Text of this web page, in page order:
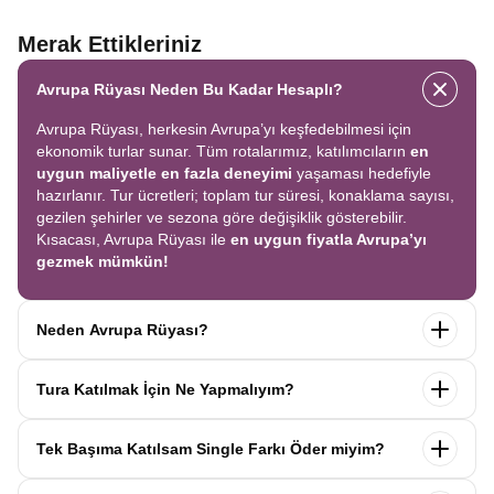
Merak Ettikleriniz
Avrupa Rüyası Neden Bu Kadar Hesaplı?
Avrupa Rüyası, herkesin Avrupa’yı keşfedebilmesi için
ekonomik turlar sunar. Tüm rotalarımız, katılımcıların en
uygun maliyetle en fazla deneyimi yaşaması hedefiyle
hazırlanır. Tur ücretleri; toplam tur süresi, konaklama sayısı,
gezilen şehirler ve sezona göre değişiklik gösterebilir.
Kısacası, Avrupa Rüyası ile en uygun fiyatla Avrupa’yı
gezmek mümkün!
Neden Avrupa Rüyası?
tek seferde birçok
ülkeyikeşfedin! Ekstra tur ücreti yok, tüm geziler fiyata
ile Avrupa’yı en keyifli şekilde yaşayın.
Tura Katılmak İçin Ne Yapmalıyım?
seyahat sözleşmesinionaylayın.İlk taksitiödediğinizde
Tek Başıma Katılsam Single Farkı Öder miyim?